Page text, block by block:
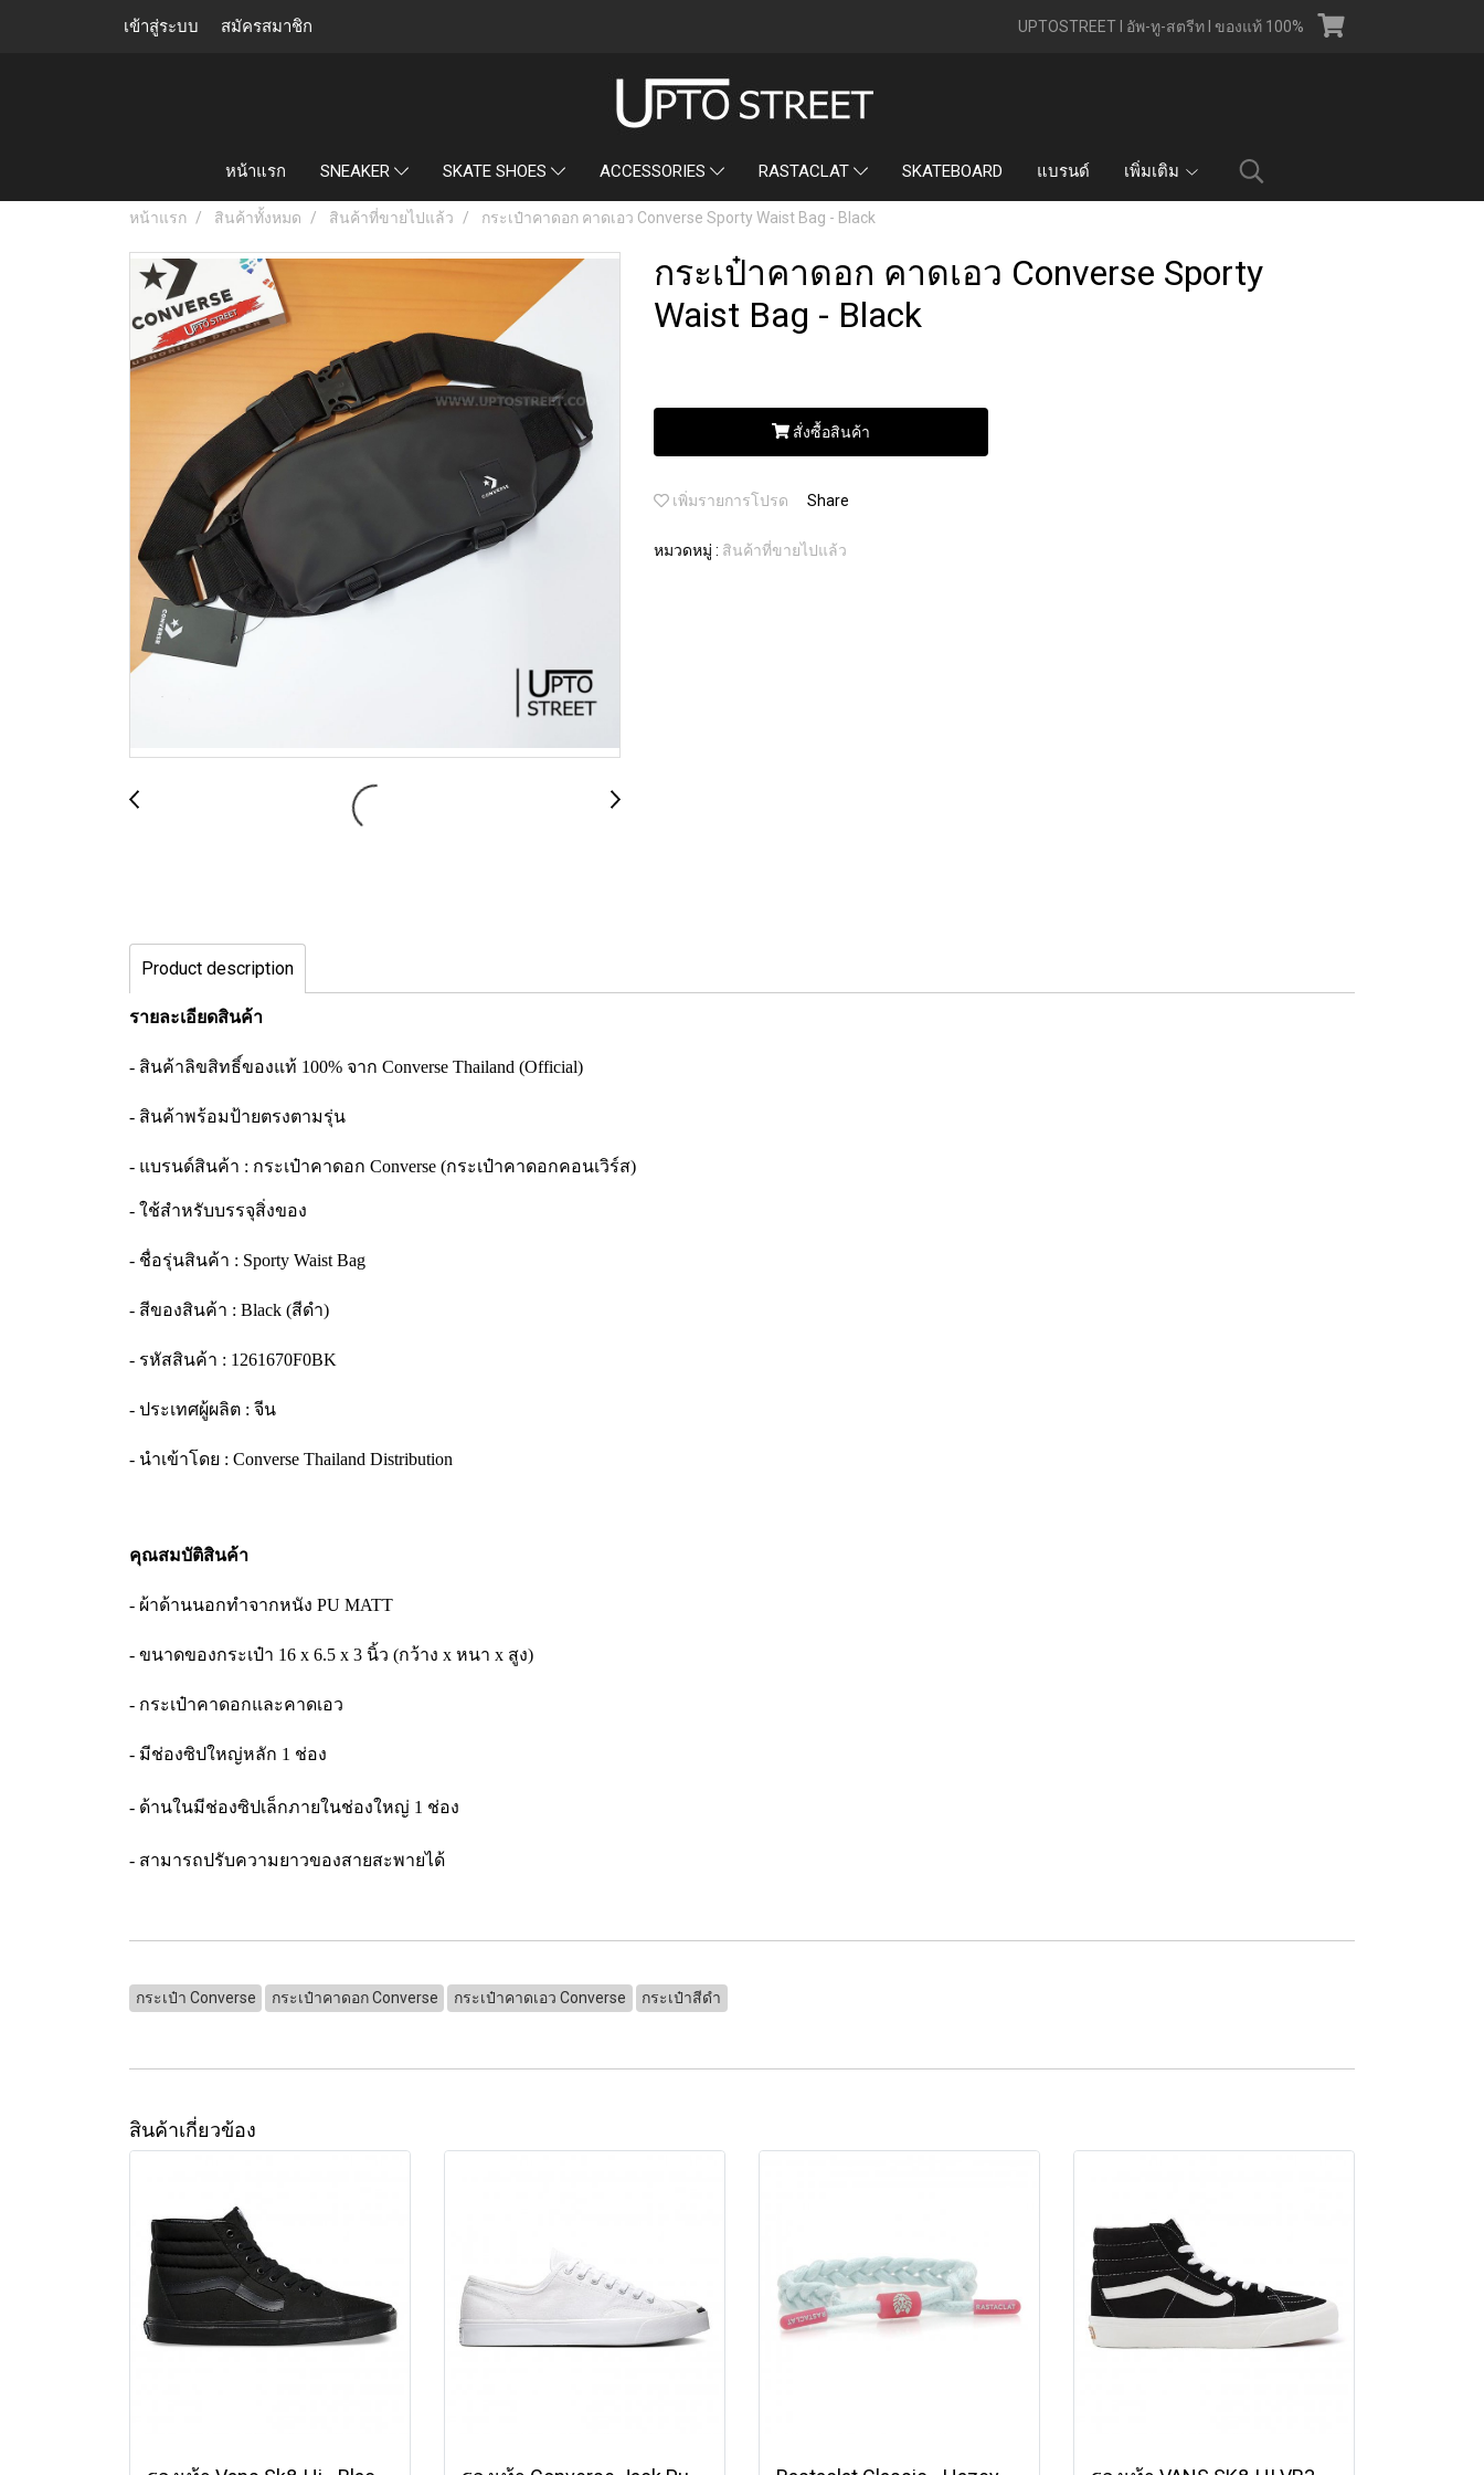
เข้าสู่ระบบ สมัครสมาชิก UPTOSTREET l อัพ-ทู-สตรีท l ของแท้ 100%
หน้าแรก SNEAKER SKATE SHOES ACCESSORIES RASTACLAT SKATEBOARD แบรนด์ เพิ่มเติม
หน้าแรก สินค้าทั้งหมด สินค้าที่ขายไปแล้ว กระเป๋าคาดอก คาดเอว Converse Sporty Waist Bag - Black
กระเป๋าคาดอก คาดเอว Converse Sporty
Waist Bag - Black
สั่งซื้อสินค้า
เพิ่มรายการโปรด Share
หมวดหมู่ : สินค้าที่ขายไปแล้ว
Product description
รายละเอียดสินค้า
- สินค้าลิขสิทธิ์ของแท้ 100% จาก Converse Thailand (Official)
- สินค้าพร้อมป้ายตรงตามรุ่น
- แบรนด์สินค้า : กระเป๋าคาดอก Converse (กระเป๋าคาดอกคอนเวิร์ส)
- ใช้สำหรับบรรจุสิ่งของ
- ชื่อรุ่นสินค้า : Sporty Waist Bag
- สีของสินค้า : Black (สีดำ)
- รหัสสินค้า : 1261670F0BK
- ประเทศผู้ผลิต : จีน
- นำเข้าโดย : Converse Thailand Distribution
คุณสมบัติสินค้า
- ผ้าด้านนอกทำจากหนัง PU MATT
- ขนาดของกระเป๋า 16 x 6.5 x 3 นิ้ว (กว้าง x หนา x สูง)
- กระเป๋าคาดอกและคาดเอว
- มีช่องซิปใหญ่หลัก 1 ช่อง
- ด้านในมีช่องซิปเล็กภายในช่องใหญ่ 1 ช่อง
- สามารถปรับความยาวของสายสะพายได้
กระเป๋า Converse กระเป๋าคาดอก Converse กระเป๋าคาดเอว Converse กระเป๋าสีดำ
สินค้าเกี่ยวข้อง